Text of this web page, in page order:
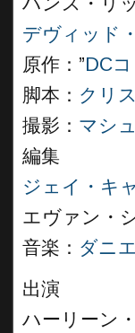
デヴィッド
原作：”DC
脚本： クリ
撮影： マシ
編集
ジェイ・キ
エヴァン・
音楽： ダニ
出演
ハーリーン